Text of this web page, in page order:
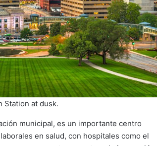
Station at dusk.
municipal, es un importante centro
en salud, con hospitales como el